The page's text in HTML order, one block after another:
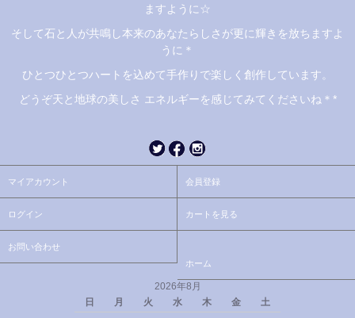
ますように☆
そして石と人が共鳴し本来のあなたらしさが更に輝きを放ちますよ
うに＊
ひとつひとつハートを込めて手作りで楽しく創作しています。
どうぞ天と地球の美しさ エネルギーを感じてみてくださいね＊*
マイアカウント 会員登録
ログイン カートを見る
お問い合わせ
ホーム
2026年8月
日
月 火 水 木 金
土